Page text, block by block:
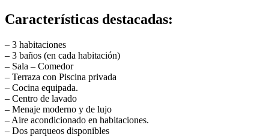
Características destacadas:
– 3 habitaciones
– 3 baños (en cada habitación)
– Sala – Comedor
– Terraza con Piscina privada
– Cocina equipada.
– Centro de lavado
– Menaje moderno y de lujo
– Aire acondicionado en habitaciones.
– Dos parqueos disponibles